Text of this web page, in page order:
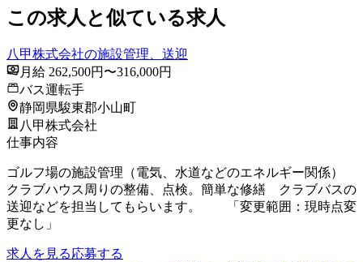
この求人と似ている求人
八甲株式会社の施設管理、送迎
月給 262,500円〜316,000円
バス運転手
静岡県駿東郡小山町
八甲株式会社
仕事内容
ゴルフ場の施設管理（電気、水道などのエネルギー関係）
クラブハウス周りの整備、点検。簡単な修繕 クラブバスの
送迎などを担当してもらいます。 「変更範囲：現時点変
更なし」
求人を見る応募する